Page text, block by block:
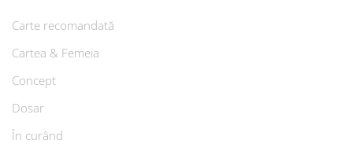
Carte recomandată
Cartea & Femeia
Concept
Dosar
În curând